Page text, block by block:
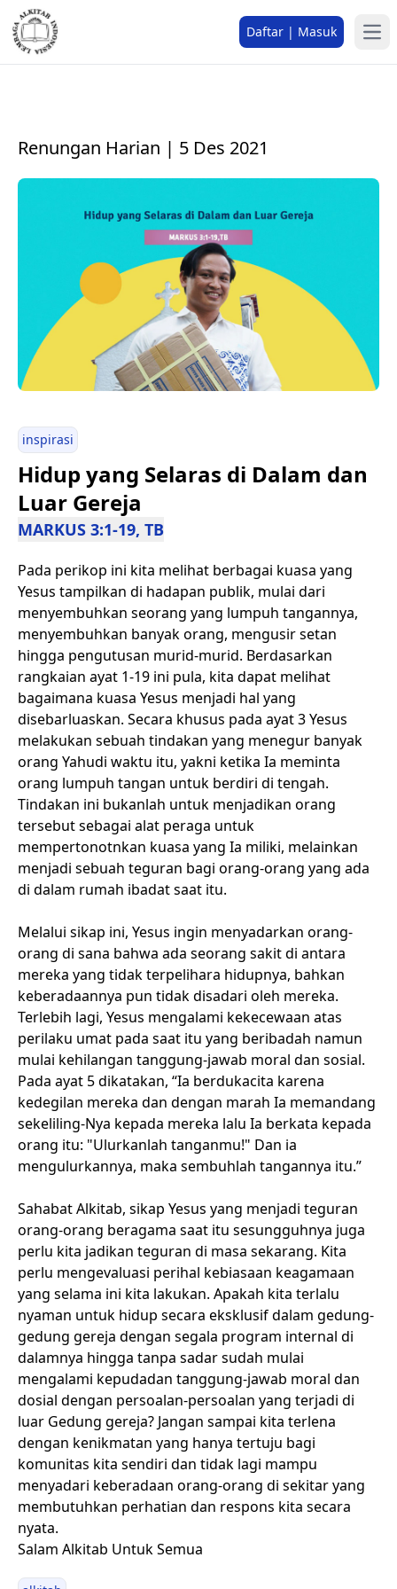
Daftar | Masuk
Renungan Harian | 5 Des 2021
inspirasi
Hidup yang Selaras di Dalam dan
Luar Gereja
MARKUS 3:1-19, TB
Pada perikop ini kita melihat berbagai kuasa yang
Yesus tampilkan di hadapan publik, mulai dari
menyembuhkan seorang yang lumpuh tangannya,
menyembuhkan banyak orang, mengusir setan
hingga pengutusan murid-murid. Berdasarkan
rangkaian ayat 1-19 ini pula, kita dapat melihat
bagaimana kuasa Yesus menjadi hal yang
disebarluaskan. Secara khusus pada ayat 3 Yesus
melakukan sebuah tindakan yang menegur banyak
orang Yahudi waktu itu, yakni ketika Ia meminta
orang lumpuh tangan untuk berdiri di tengah.
Tindakan ini bukanlah untuk menjadikan orang
tersebut sebagai alat peraga untuk
mempertonotnkan kuasa yang Ia miliki, melainkan
menjadi sebuah teguran bagi orang-orang yang ada
di dalam rumah ibadat saat itu.
Melalui sikap ini, Yesus ingin menyadarkan orang-
orang di sana bahwa ada seorang sakit di antara
mereka yang tidak terpelihara hidupnya, bahkan
keberadaannya pun tidak disadari oleh mereka.
Terlebih lagi, Yesus mengalami kekecewaan atas
perilaku umat pada saat itu yang beribadah namun
mulai kehilangan tanggung-jawab moral dan sosial.
Pada ayat 5 dikatakan, “Ia berdukacita karena
kedegilan mereka dan dengan marah Ia memandang
sekeliling-Nya kepada mereka lalu Ia berkata kepada
orang itu: "Ulurkanlah tanganmu!" Dan ia
mengulurkannya, maka sembuhlah tangannya itu.”
Sahabat Alkitab, sikap Yesus yang menjadi teguran
orang-orang beragama saat itu sesungguhnya juga
perlu kita jadikan teguran di masa sekarang. Kita
perlu mengevaluasi perihal kebiasaan keagamaan
yang selama ini kita lakukan. Apakah kita terlalu
nyaman untuk hidup secara eksklusif dalam gedung-
gedung gereja dengan segala program internal di
dalamnya hingga tanpa sadar sudah mulai
mengalami kepudadan tanggung-jawab moral dan
dosial dengan persoalan-persoalan yang terjadi di
luar Gedung gereja? Jangan sampai kita terlena
dengan kenikmatan yang hanya tertuju bagi
komunitas kita sendiri dan tidak lagi mampu
menyadari keberadaan orang-orang di sekitar yang
membutuhkan perhatian dan respons kita secara
nyata.
Salam Alkitab Untuk Semua